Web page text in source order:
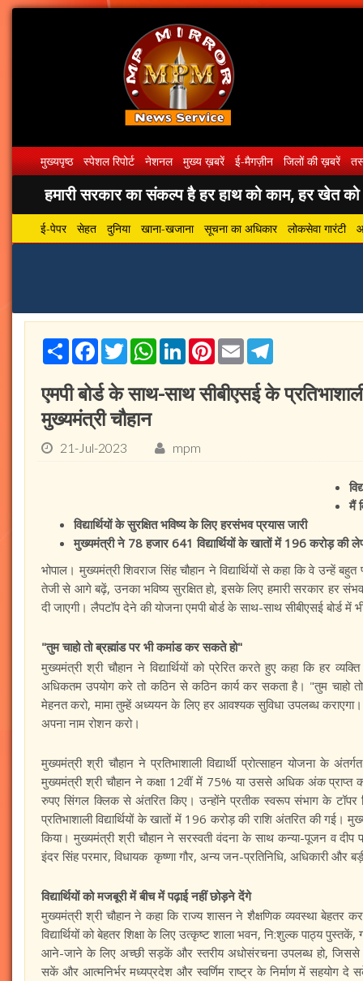
मुख्यपृष्ठ स्पेशल रिपोर्ट नेशनल मुख्य ख़बरें ई-मैगज़ीन जिलों की ख़बरें
हमारी सरकार का संकल्प है हर हाथ को काम, हर खेत को
ई-पेपर सेहत दुनिया खाना-खजाना सूचना का अधिकार लोकसेवा गारंटी
ShareFacebook
TwitterWhatsApp
LinkedInPinterest
Email
एमपी बोर्ड के साथ-साथ सीबीएसई के
मुख्यमंत्री चौहान
21-Jul-2023 mpm
मैं
विद्यार्थियों के सुरक्षित भविष्य के लिए हरसंभव प्रयास जारी
मुख्यमंत्री ने 78 हजार 641 विद्यार्थियों के खातों में 196 करोड़ की
भोपाल। मुख्यमंत्री शिवराज सिंह चौहान ने विद्यार्थियों से कहा कि वे उन्हें
तेजी से आगे बढ़ें, उनका भविष्य सुरक्षित हो, इसके लिए हमारी सरकार हर
दी जाएगी। लैपटॉप देने की योजना एमपी बोर्ड के साथ-साथ सीबीएसई बोर्ड में
"तुम चाहो तो ब्रह्मांड पर भी कमांड कर सकते हो"
मुख्यमंत्री श्री चौहान ने विद्यार्थियों को प्रेरित करते हुए कहा कि हर
अधिकतम उपयोग करे तो कठिन से कठिन कार्य कर सकता है। "तुम चाहो
मेहनत करो, मामा तुम्हें अध्ययन के लिए हर आवश्यक सुविधा उपलब्ध
अपना नाम रोशन करो।
मुख्यमंत्री श्री चौहान ने प्रतिभाशाली विद्यार्थी प्रोत्साहन योजना के
मुख्यमंत्री श्री चौहान ने कक्षा 12वीं में 75% या उससे अधिक अंक प्राप्त
रुपए सिंगल क्लिक से अंतरित किए। उन्होंने प्रतीक स्वरूप संभाग के टॉपर
प्रतिभाशाली विद्यार्थियों के खातों में 196 करोड़ की राशि अंतरित की गई।
किया। मुख्यमंत्री श्री चौहान ने सरस्वती वंदना के साथ कन्या-पूजन व दीप
इंदर सिंह परमार, विधायक कृष्णा गौर, अन्य जन-प्रतिनिधि, अधिकारी और
विद्यार्थियों को मजबूरी में बीच में पढ़ाई नहीं छोड़ने देंगे
मुख्यमंत्री श्री चौहान ने कहा कि राज्य शासन ने शैक्षणिक व्यवस्था बेहतर
विद्यार्थियों को बेहतर शिक्षा के लिए उत्कृष्ट शाला भवन, नि:शुल्क पाठ्य
आने-जाने के‍ लिए अच्छी सड़कें और स्तरीय अधोसंरचना उपलब्ध हो, जिससे वे
सकें और आत्मनिर्भर मध्यप्रदेश और स्वर्णिम राष्ट्र के निर्माण में सहयोग दे